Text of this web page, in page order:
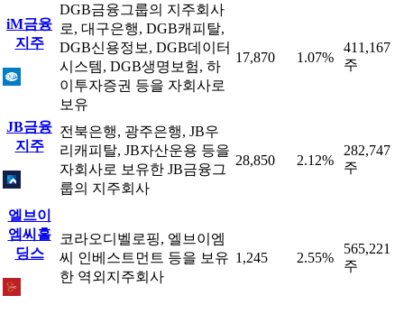
iM금융
지주
DGB금융그룹의 지주회사
로, 대구은행, DGB캐피탈,
DGB신용정보, DGB데이터
시스템, DGB생명보험, 하
이투자증권 등을 자회사로
보유
17,870 1.07%
411,167
주
JB금융
지주
전북은행, 광주은행, JB우
리캐피탈, JB자산운용 등을
자회사로 보유한 JB금융그
룹의 지주회사
28,850 2.12%
282,747
주
엘브이
엠씨홀
딩스
코라오디벨로핑, 엘브이엠
씨 인베스트먼트 등을 보유
한 역외지주회사
1,245 2.55%
565,221
주